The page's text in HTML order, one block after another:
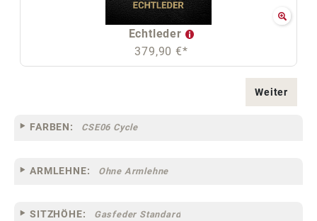
Echtleder
379,90 €*
Weiter
FARBEN: CSE06 Cycle
ARMLEHNE: Ohne Armlehne
SITZHÖHE: Gasfeder Standard